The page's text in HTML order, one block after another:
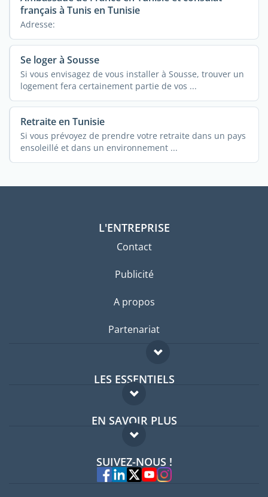
français à Tunis en Tunisie
Adresse:
Se loger à Sousse
Si vous envisagez de vous installer à Sousse, trouver un
logement fera certainement partie de vos ...
Retraite en Tunisie
Si vous prévoyez de prendre votre retraite dans un pays
ensoleillé et dans un environnement ...
L'ENTREPRISE
Contact
Publicité
A propos
Partenariat
LES ESSENTIELS
Forum expatriés
Guides pays
EN SAVOIR PLUS
FAQ
Experts
SUIVEZ-NOUS !